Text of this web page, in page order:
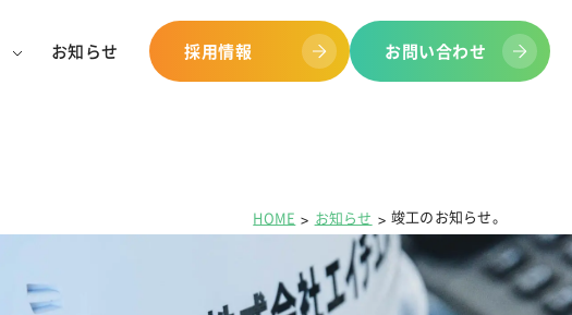
お知らせ 採用情報 お問い合わせ
HOME お知らせ 竣工のお知らせ。